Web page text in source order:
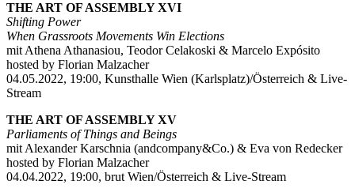
THE ART OF ASSEMBLY XVI
Shifting Power
When Grassroots Movements Win Elections
mit Athena Athanasiou, Teodor Celakoski & Marcelo Expósito
hosted by Florian Malzacher
04.05.2022, 19:00, Kunsthalle Wien (Karlsplatz)/Österreich & Live-
Stream
THE ART OF ASSEMBLY XV
Parliaments of Things and Beings
mit Alexander Karschnia (andcompany&Co.) & Eva von Redecker
hosted by Florian Malzacher
04.04.2022, 19:00, brut Wien/Österreich & Live-Stream